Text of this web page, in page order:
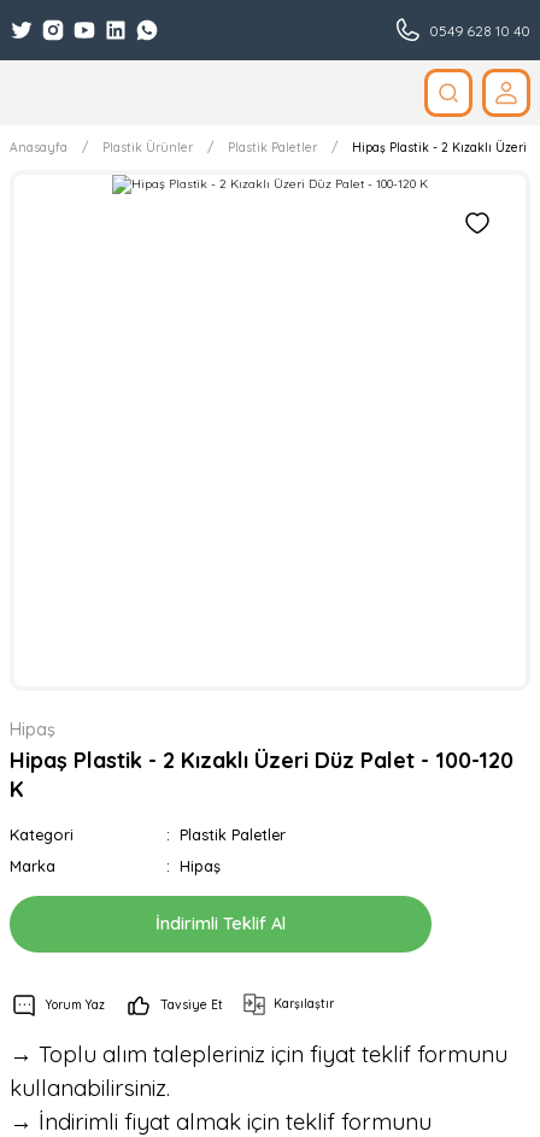
0549 628 10 40
Anasayfa Plastik Ürünler Plastik Paletler Hipaş Plastik - 2 Kızaklı Üzeri
Hipaş
Hipaş Plastik - 2 Kızaklı Üzeri Düz Palet - 100-120
K
Kategori
Plastik Paletler
Marka
Hipaş
İndirimli Teklif Al
Yorum Yaz Tavsiye Et Karşılaştır
→ Toplu alım talepleriniz için fiyat teklif formunu
kullanabilirsiniz.
→ İndirimli fiyat almak için teklif formunu